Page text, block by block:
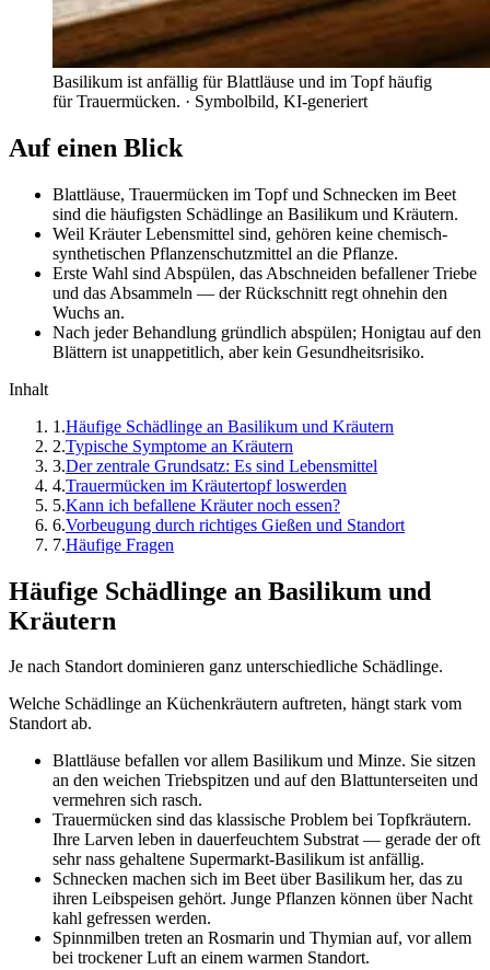
Basilikum ist anfällig für Blattläuse und im Topf häufig
für Trauermücken. · Symbolbild, KI-generiert
Auf einen Blick
Blattläuse, Trauermücken im Topf und Schnecken im Beet
sind die häufigsten Schädlinge an Basilikum und Kräutern.
Weil Kräuter Lebensmittel sind, gehören keine chemisch-
synthetischen Pflanzenschutzmittel an die Pflanze.
Erste Wahl sind Abspülen, das Abschneiden befallener Triebe
und das Absammeln — der Rückschnitt regt ohnehin den
Wuchs an.
Nach jeder Behandlung gründlich abspülen; Honigtau auf den
Blättern ist unappetitlich, aber kein Gesundheitsrisiko.
Inhalt
1 .Häufige Schädlinge an Basilikum und Kräutern
2.Typische Symptome an Kräutern
3.Der zentrale Grundsatz: Es sind Lebensmittel
4.Trauermücken im Kräutertopf loswerden
5.Kann ich befallene Kräuter noch essen?
6.Vorbeugung durch richtiges Gießen und Standort
7.Häufige Fragen
Häufige Schädlinge an Basilikum und
Kräutern
Je nach Standort dominieren ganz unterschiedliche Schädlinge.
Welche Schädlinge an Küchenkräutern auftreten, hängt stark vom
Standort ab.
Blattläuse befallen vor allem Basilikum und Minze. Sie sitzen
an den weichen Triebspitzen und auf den Blattunterseiten und
vermehren sich rasch.
Trauermücken sind das klassische Problem bei Topfkräutern.
Ihre Larven leben in dauerfeuchtem Substrat — gerade der oft
sehr nass gehaltene Supermarkt-Basilikum ist anfällig.
Schnecken machen sich im Beet über Basilikum her, das zu
ihren Leibspeisen gehört. Junge Pflanzen können über Nacht
kahl gefressen werden.
Spinnmilben treten an Rosmarin und Thymian auf, vor allem
bei trockener Luft an einem warmen Standort.